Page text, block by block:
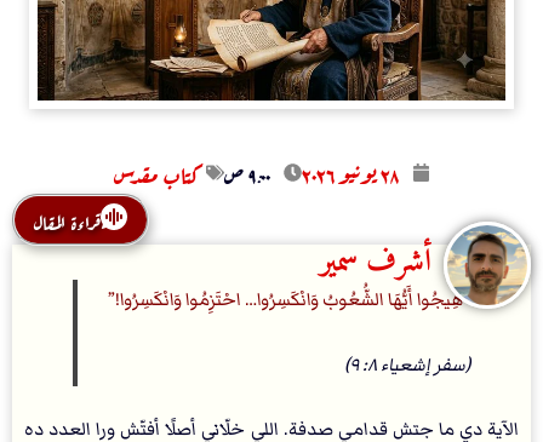
۲۸ يونيو ۲۰۲٦ ۹:۰۰ ص كتاب مقدس
قراءة المقال
أشرف سمير
هِيجُوا أَيُّهَا الشُّعُوبُ وَانْكَسِرُوا… احْتَزِمُوا وَانْكَسِرُوا!
(سفر إشعياء ٨: ٩)
الآية دي ما جتش قدامي صدفة. اللي خلّاني أصلًا أفتّش ورا العدد ده